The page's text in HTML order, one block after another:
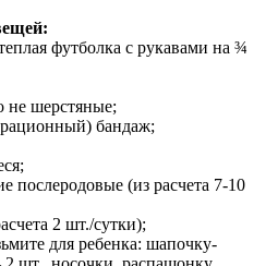
футболка с рукавами на ¾
не шерстяные;
бандаж;
послеродовые (из расчета 7-10
2 шт./сутки);
для ребенка: шапочку-